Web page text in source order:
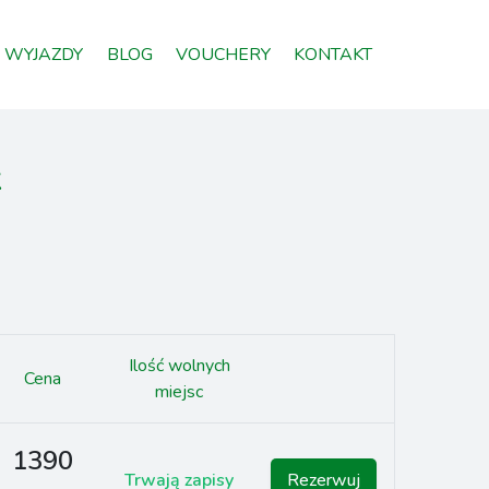
WYJAZDY BLOG VOUCHERY KONTAKT
Cena
Ilość wolnych
miejsc
1390
Trwają zapisy Rezerwuj